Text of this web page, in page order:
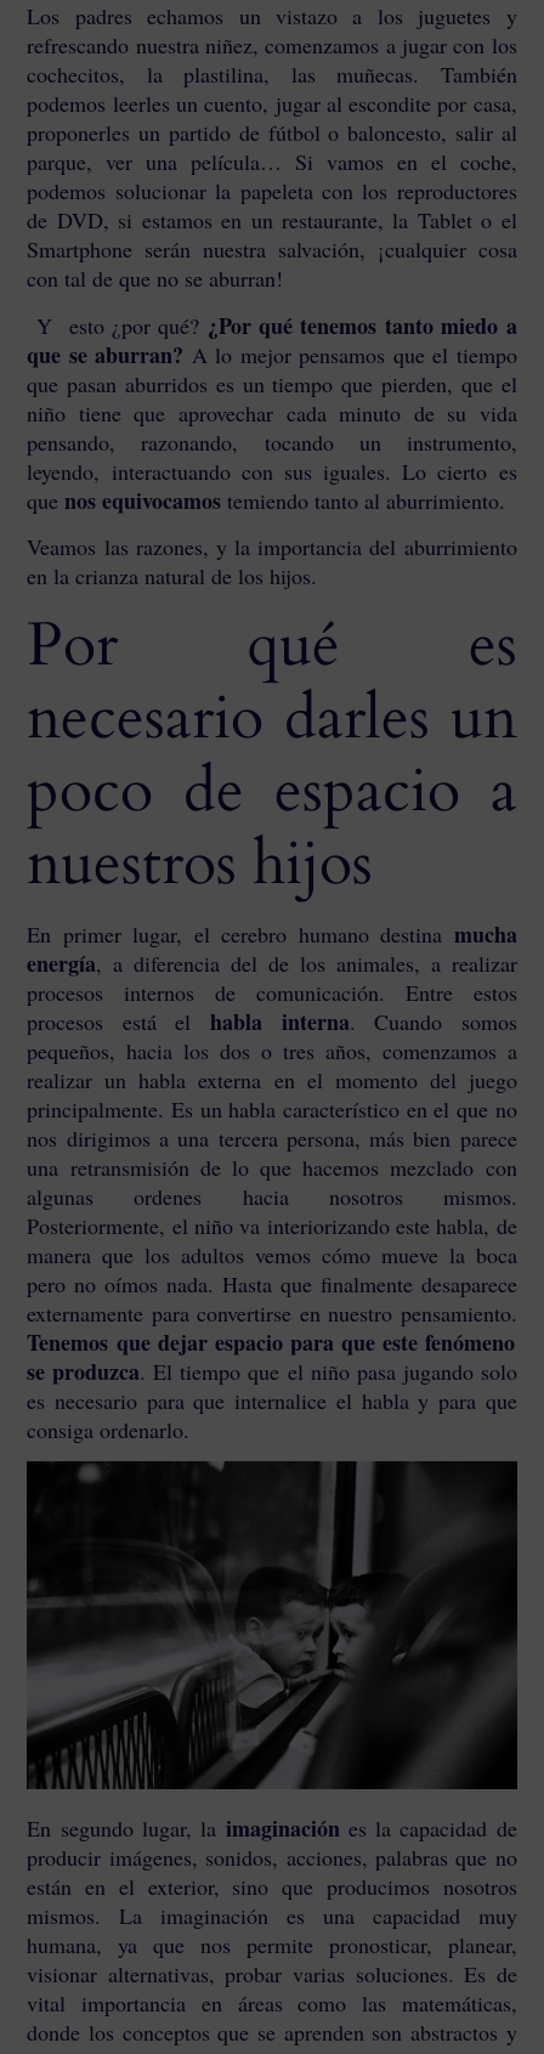
Los padres echamos un vistazo a los juguetes y
refrescando nuestra niñez, comenzamos a jugar con los
cochecitos, la plastilina, las muñecas. También
podemos leerles un cuento, jugar al escondite por casa,
proponerles un partido de fútbol o baloncesto, salir al
parque, ver una película… Si vamos en el coche,
podemos solucionar la papeleta con los reproductores
de DVD, si estamos en un restaurante, la Tablet o el
Smartphone serán nuestra salvación, ¡cualquier cosa
con tal de que no se aburran!
Y esto ¿por qué? ¿Por qué tenemos tanto miedo a
que se aburran? A lo mejor pensamos que el tiempo
que pasan aburridos es un tiempo que pierden, que el
niño tiene que aprovechar cada minuto de su vida
pensando, razonando, tocando un instrumento,
leyendo, interactuando con sus iguales. Lo cierto es
quenos equivocamos temiendo tanto al aburrimiento.
Veamos las razones, y la importancia del aburrimiento
en la crianza natural de los hijos.
Por qué es
necesario darles un
poco de espacio a
nuestros hijos
En primer lugar, el cerebro humano destina mucha
energía, a diferencia del de los animales, a realizar
procesos internos de comunicación. Entre estos
procesos está el
habla interna. Cuando somos
pequeños, hacia los dos o tres años, comenzamos a
realizar un habla externa en el momento del juego
principalmente. Es un habla característico en el que no
nos dirigimos a una tercera persona, más bien parece
una retransmisión de lo que hacemos mezclado con
algunas ordenes hacia nosotros mismos.
Posteriormente, el niño va interiorizando este habla, de
manera que los adultos vemos cómo mueve la boca
pero no oímos nada. Hasta que finalmente desaparece
externamente para convertirse en nuestro pensamiento.
Tenemos que dejar espacio para que este fenómeno
se produzca. El tiempo que el niño pasa jugando solo
es necesario para que internalice el habla y para que
consiga ordenarlo.
En segundo lugar, la imaginación es la capacidad de
producir imágenes, sonidos, acciones, palabras que no
están en el exterior, sino que producimos nosotros
mismos. La imaginación es una capacidad muy
humana, ya que nos permite pronosticar, planear,
visionar alternativas, probar varias soluciones. Es de
vital importancia en áreas como las matemáticas,
donde los conceptos que se aprenden son abstractos y